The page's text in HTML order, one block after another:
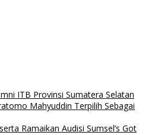
ITB Provinsi Sumatera Selatan
Mahyuddin Terpilih Sebagai
Ramaikan Audisi Sumsel’s Got